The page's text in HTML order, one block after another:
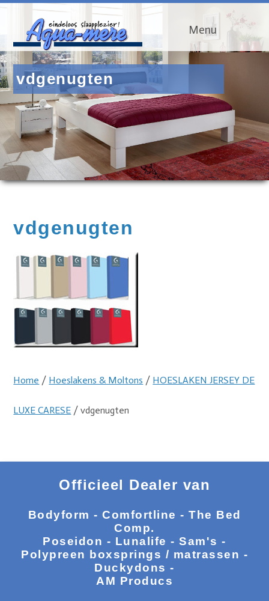
Menu
vdgenugten
vdgenugten
Home / Hoeslakens & Moltons / HOESLAKEN JERSEY DE
LUXE CARESE / vdgenugten
Officieel Dealer van
Bodyform - Comfortline - The Bed
Comp.
Poseidon - Lunalife - Sam's -
Polypreen boxsprings / matrassen -
Duckydons -
AM Producs